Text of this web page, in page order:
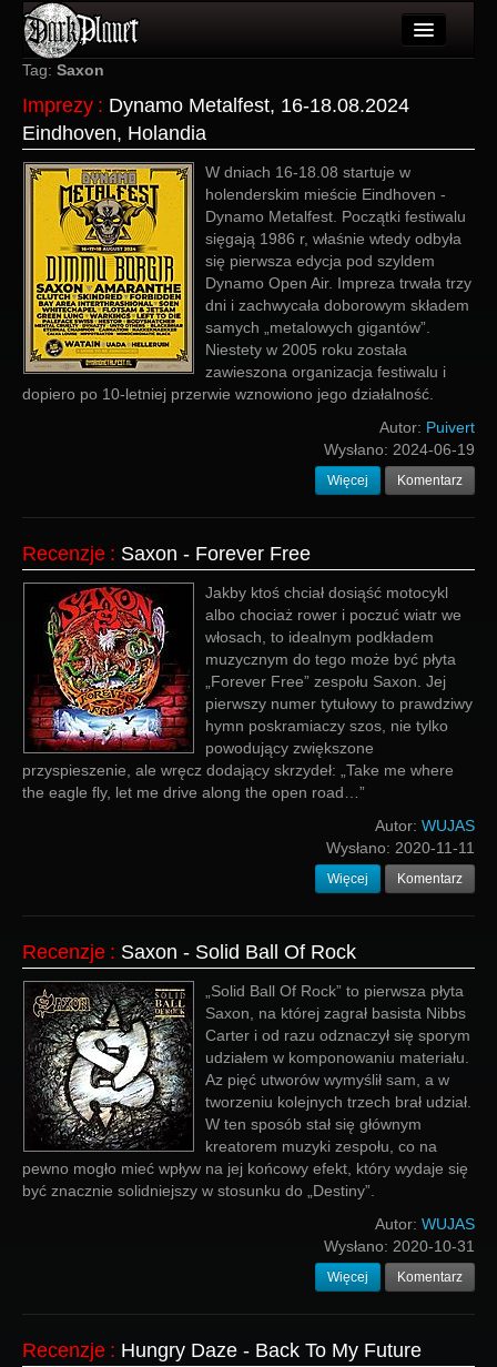
Artykuły
Użytkownicy
Wydarzenia
Galeria
Forum
Więcej
Login
Tag: Saxon
Imprezy : Dynamo Metalfest, 16-18.08.2024
Eindhoven, Holandia
W dniach 16-18.08 startuje w
holenderskim mieście Eindhoven -
Dynamo Metalfest. Początki festiwalu
sięgają 1986 r, właśnie wtedy odbyła
się pierwsza edycja pod szyldem
Dynamo Open Air. Impreza trwała trzy
dni i zachwycała doborowym składem
samych „metalowych gigantów”.
Niestety w 2005 roku została
zawieszona organizacja festiwalu i
dopiero po 10-letniej przerwie wznowiono jego działalność.
Autor: Puivert
Wysłano: 2024-06-19
Więcej Komentarz
Recenzje : Saxon - Forever Free
Jakby ktoś chciał dosiąść motocykl
albo chociaż rower i poczuć wiatr we
włosach, to idealnym podkładem
muzycznym do tego może być płyta
„Forever Free” zespołu Saxon. Jej
pierwszy numer tytułowy to prawdziwy
hymn poskramiaczy szos, nie tylko
powodujący zwiększone
przyspieszenie, ale wręcz dodający skrzydeł: „Take me where
the eagle fly, let me drive along the open road…”
Autor: WUJAS
Wysłano: 2020-11-11
Więcej Komentarz
Recenzje : Saxon - Solid Ball Of Rock
„Solid Ball Of Rock” to pierwsza płyta
Saxon, na której zagrał basista Nibbs
Carter i od razu odznaczył się sporym
udziałem w komponowaniu materiału.
Az pięć utworów wymyślił sam, a w
tworzeniu kolejnych trzech brał udział.
W ten sposób stał się głównym
kreatorem muzyki zespołu, co na
pewno mogło mieć wpływ na jej końcowy efekt, który wydaje się
być znacznie solidniejszy w stosunku do „Destiny”.
Autor: WUJAS
Wysłano: 2020-10-31
Więcej Komentarz
Recenzje : Hungry Daze - Back To My Future